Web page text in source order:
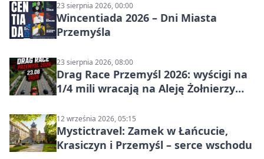
23 sierpnia 2026, 00:00
Wincentiada 2026 – Dni Miasta
Przemyśla
23 sierpnia 2026, 08:00
Drag Race Przemyśl 2026: wyścigi na
1/4 mili wracają na Aleję Żołnierzy
12 września 2026, 05:15
Mystictravel: Zamek w Łańcucie,
Krasiczyn i Przemyśl – serce wschodu